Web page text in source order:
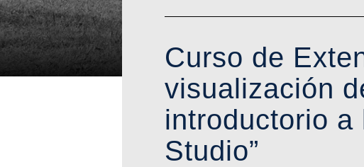
Curso de
visualización
introductorio a
Studio”